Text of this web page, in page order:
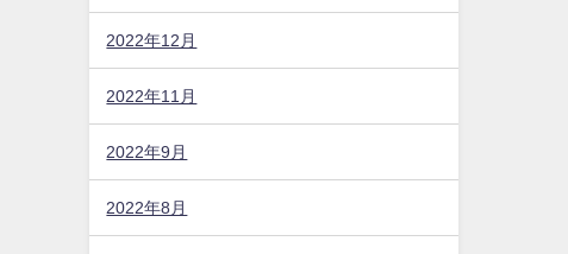
2022年12月
2022年11月
2022年9月
2022年8月